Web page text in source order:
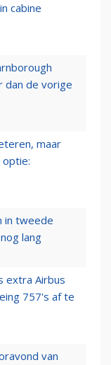
cabine
dan de vorige
maar
optie:
in tweede
lang
extra Airbus
757's af te
van